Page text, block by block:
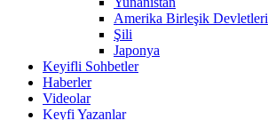
Amerika Birleşik Devletleri
Şili
Japonya
Keyifli Sohbetler
Haberler
Videolar
Keyfi Yazanlar